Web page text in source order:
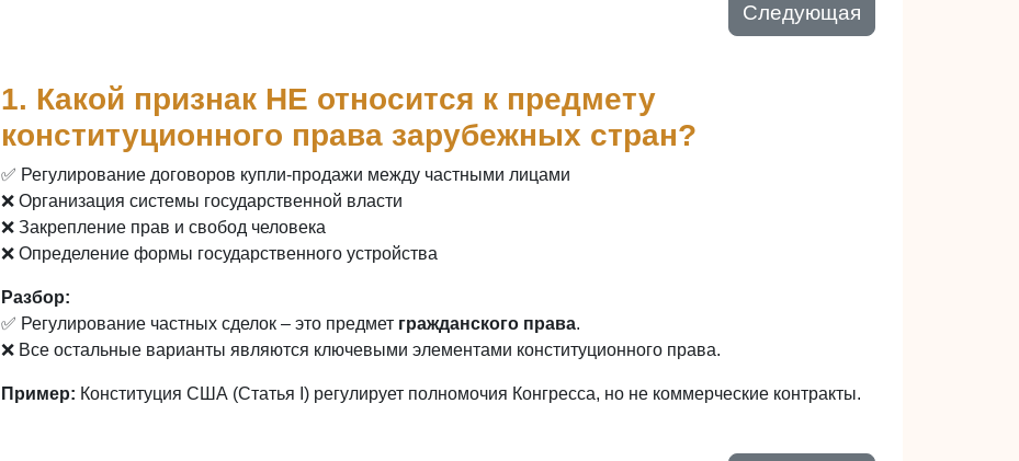
Следующая
1. Какой признак НЕ относится к предмету
конституционного права зарубежных стран?
✅ Регулирование договоров купли-продажи между частными лицами
❌ Организация системы государственной власти
❌ Закрепление прав и свобод человека
❌ Определение формы государственного устройства
Разбор:
✅ Регулирование частных сделок – это предмет гражданского права.
❌ Все остальные варианты являются ключевыми элементами конституционного права.
Пример: Конституция США (Статья I) регулирует полномочия Конгресса, но не коммерческие контракты.